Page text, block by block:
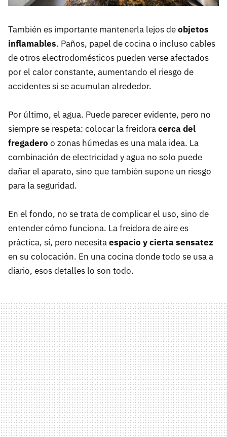
También es importante mantenerla lejos deobjetos
inflamables. Paños, papel de cocina o incluso cables
de otros electrodomésticos pueden verse afectados
por el calor constante, aumentando el riesgo de
accidentes si se acumulan alrededor.
Por último, el agua. Puede parecer evidente, pero no
siempre se respeta: colocar la freidoracerca del
fregadero o zonas húmedas es una mala idea. La
combinación de electricidad y agua no solo puede
dañar el aparato, sino que también supone un riesgo
para la seguridad.
En el fondo, no se trata de complicar el uso, sino de
entender cómo funciona. La freidora de aire es
práctica, sí, pero necesitaespacio y cierta sensatez
en su colocación. En una cocina donde todo se usa a
diario, esos detalles lo son todo.